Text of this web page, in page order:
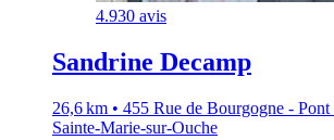
4.930 avis
Sandrine Decamp
26,6 km • 455 Rue de Bourgogne - Pont
Sainte-Marie-sur-Ouche